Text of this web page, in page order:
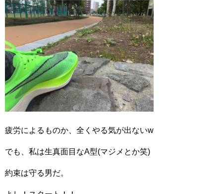
疲労によるものか、全くやる気が出ないw
でも、私は生真面目なA型(マジメとか笑)
約束は守る男だ。